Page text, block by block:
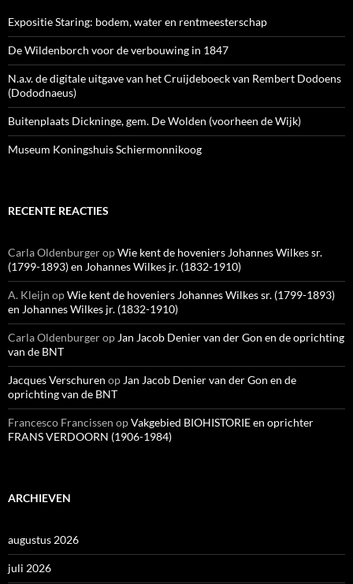
Expositie Staring: bodem, water en rentmeesterschap
De Wildenborch voor de verbouwing in 1847
N.a.v. de digitale uitgave van het Cruijdeboeck van Rembert Dodoens
(Dododnaeus)
Buitenplaats Dickninge, gem. De Wolden (voorheen de Wijk)
Museum Koningshuis Schiermonnikoog
RECENTE REACTIES
Carla OldenburgeropWie kent de hoveniers Johannes Wilkes sr.
(1799-1893) en Johannes Wilkes jr. (1832-1910)
A. Kleijn opWie kent de hoveniers Johannes Wilkes sr. (1799-1893)
en Johannes Wilkes jr. (1832-1910)
Carla Oldenburgerop Jan Jacob Denier van der Gon en de oprichting
van de BNT
Jacques Verschuren op Jan Jacob Denier van der Gon en de
oprichting van de BNT
Francesco Francissen opVakgebied BIOHISTORIE en oprichter
FRANS VERDOORN (1906-1984)
ARCHIEVEN
augustus 2026
juli 2026